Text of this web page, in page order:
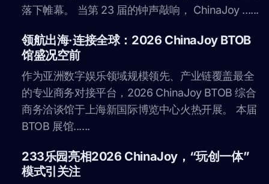
落下帷幕。 当第 23 届的钟声敲响， ChinaJoy ......
领航出海·连接全球：2026 ChinaJoy BTOB
馆盛况空前
作为亚洲数字娱乐领域规模领先、产业链覆盖最全
的专业商务对接平台，2026 ChinaJoy BTOB 综合
商务洽谈馆于上海新国际博览中心火热开展。 本届
BTOB 展馆......
233乐园亮相2026 ChinaJoy，“玩创一体”
模式引关注